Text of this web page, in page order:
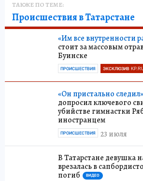
ТАКЖЕ ПО ТЕМЕ:
Происшествия в Татарстане
«Им все внутренности
стоит за массовым
Буинске
ПРОИСШЕСТВИЯ ЭКСКЛЮЗИВ
«Он пристально
допросил ключевого
убийстве гимнастки
иностранцем
23 июля
ПРОИСШЕСТВИЯ
В Татарстане девушка
врезалась в
погиб
ВИДЕО